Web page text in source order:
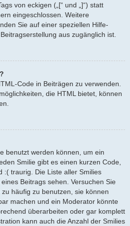
von eckigen („[“ und „]“) statt
eingeschlossen. Weitere
Sie auf einer speziellen Hilfe-
aus zugänglich ist.
Code in Beiträgen zu verwenden.
die HTML bietet, können
benutzt werden können, um ein
Smilie gibt es einen kurzen Code,
:( traurig. Die Liste aller Smilies
Beitrags sehen. Versuchen Sie
häufig zu benutzen, sie können
machen und ein Moderator könnte
überarbeiten oder gar komplett
kann auch die Anzahl der Smilies